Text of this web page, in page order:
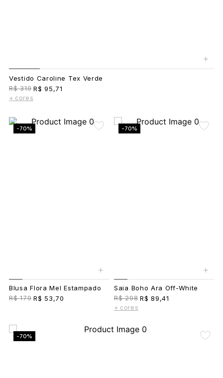
+
Vestido Caroline Tex Verde
R$ 319 R$ 95,71
+ cores
-70%
+
Blusa Flora Mel Estampado
R$ 179 R$ 53,70
-70%
+
Saia Boho Ara Off-White
R$ 298 R$ 89,41
+ cores
-70%